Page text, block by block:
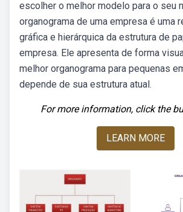
escolher o melhor modelo para o seu
organograma de uma empresa é uma
gráfica e hierárquica da estrutura de
empresa. Ele apresenta de forma
melhor organograma para pequenas
depende de sua estrutura atual.
For more information, click the
LEARN MORE